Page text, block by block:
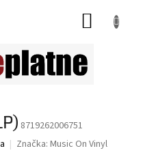
8719262006751
Značka: Music On Vinyl